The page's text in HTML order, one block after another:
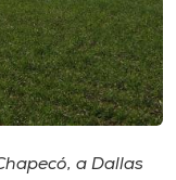
a Dallas